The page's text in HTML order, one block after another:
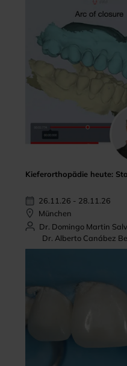
Kieferorthopädie heute:
26.11.26 - 28.11.26
München
Dr. Domingo Martin
Dr. Alberto Canábez